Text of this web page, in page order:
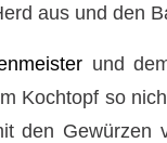
aus und den
und
Kochtopf so
den Gewürzen